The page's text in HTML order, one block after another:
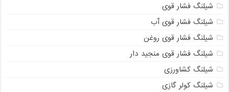
شیلنگ فشار قوی
شیلنگ فشار قوی آب
شیلنگ فشار قوی روغن
شیلنگ فشار قوی منجید دار
شیلنگ کشاورزی
شیلنگ کولر گازی